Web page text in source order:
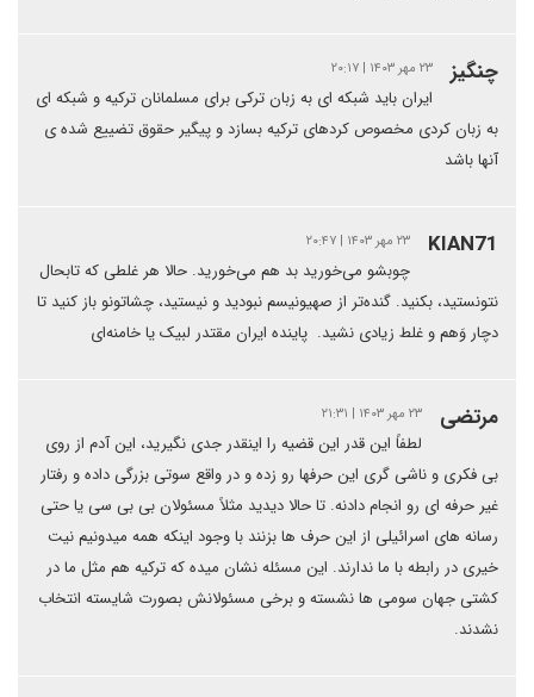
چنگیز ۲۳ مهر ۱۴۰۳ | ۲۰:۱۷
ایران باید شبکه ای به زبان ترکی برای مسلمانان ترکیه و شبکه ای
به زبان کردی مخصوص کردهای ترکیه بسازد و پیگیر حقوق تضییع شده ی
آنها باشد
KIAN71 ۲۳ مهر ۱۴۰۳ | ۲۰:۴۷
چوبشو می‌خورید بد هم می‌خورید. حالا هر غلطی که تابحال
نتونستید، بکنید. گنده‌تر از صهیونیسم نبودید و نیستید، چشاتونو باز کنید تا
دچار وَهم و غلط زیادی نشید. ‌ پاینده ایران مقتدر لبیک یا خامنه‌ای
مرتضی ۲۳ مهر ۱۴۰۳ | ۲۱:۳۱
لطفاً این قدر این قضیه را اینقدر جدی نگیرید، این آدم از روی
بی فکری و ناشی گری این حرفها رو زده و در واقع سوتی بزرگی داده و رفتار
غیر حرفه ای رو انجام دادنه. تا حالا دیدید مثلاً مسئولان بی بی سی یا حتی
رسانه های اسرائیلی از این حرف ها بزنند با وجود اینکه همه میدونیم نیت
خیری در رابطه با ما ندارند. این مسئله نشان میده که ترکیه هم مثل ما در
کشتی جهان سومی ها نشسته و برخی مسئولانش بصورت شایسته انتخاب
نشدند.